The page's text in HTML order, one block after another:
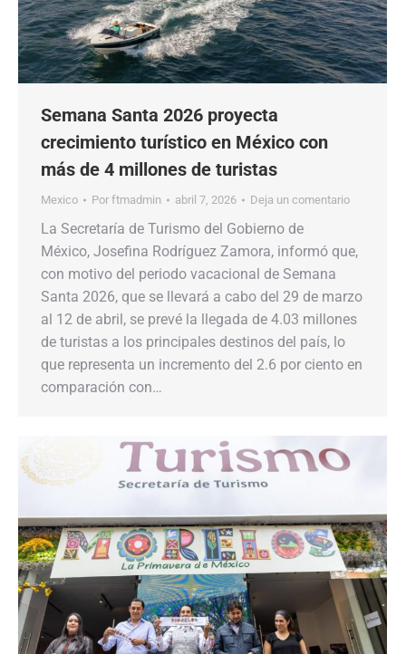
Semana Santa 2026 proyecta
crecimiento turístico en México con
más de 4 millones de turistas
Mexico Por ftmadmin abril 7, 2026 Deja un comentario
La Secretaría de Turismo del Gobierno de
México, Josefina Rodríguez Zamora, informó que,
con motivo del periodo vacacional de Semana
Santa 2026, que se llevará a cabo del 29 de marzo
al 12 de abril, se prevé la llegada de 4.03 millones
de turistas a los principales destinos del país, lo
que representa un incremento del 2.6 por ciento en
comparación con…